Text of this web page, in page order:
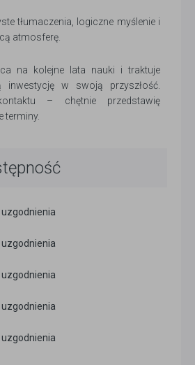
tłumaczenia, logiczne myślenie i
atmosferę.
na kolejne lata nauki i traktuje
inwestycję w swoją przyszłość.
– chętnie przedstawię
terminy.
uzgodnienia
uzgodnienia
uzgodnienia
uzgodnienia
uzgodnienia